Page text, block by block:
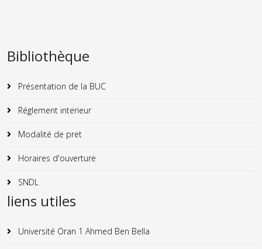
Bibliothèque
Présentation de la BUC
Réglement interieur
Modalité de pret
Horaires d'ouverture
SNDL
liens utiles
Université Oran 1 Ahmed Ben Bella